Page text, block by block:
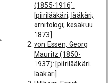
(1855-1916):
[piirilääkäri; lääkäri;
ornitologi; kesäkuu
1873]
von Essen, Georg
Mauritz (1850-
1937): [piirilääkäri;
lääkäri]